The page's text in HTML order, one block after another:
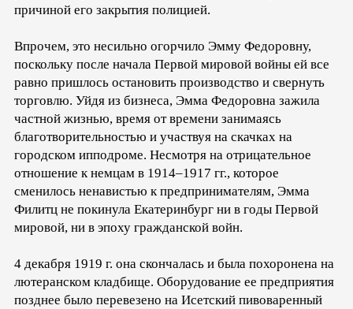
причиной его закрытия полицией.
Впрочем, это несильно огорчило Эмму Федоровну,
поскольку после начала Первой мировой войны ей все
равно пришлось остановить производство и свернуть
торговлю. Уйдя из бизнеса, Эмма Федоровна зажила
частной жизнью, время от времени занимаясь
благотворительностью и участвуя на скачках на
городском ипподроме. Несмотря на отрицательное
отношение к немцам в 1914–1917 гг., которое
сменилось ненавистью к предпринимателям, Эмма
Филитц не покинула Екатеринбург ни в годы Первой
мировой, ни в эпоху гражданской войн.
4 декабря 1919 г. она скончалась и была похоронена на
лютеранском кладбище. Оборудование ее предприятия
позднее было перевезено на Исетский пивоваренный